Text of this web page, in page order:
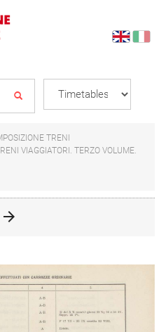
TRENI
VIAGGIATORI. TERZO VOLUME.